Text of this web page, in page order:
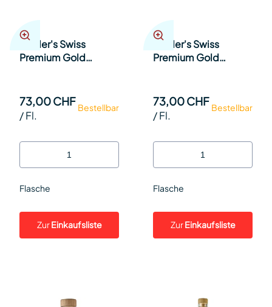
Studer's Swiss
Premium Gold
Karat Goldflilter 70cl
Fl.
Bestellbar
73,00 CHF
/Fl.
Flasche
ZurEinkaufsliste
Studer's Swiss
Premium Gold
Karat Goldflilter 70cl
Fl.
Bestellbar
73,00 CHF
/Fl.
Flasche
ZurEinkaufsliste